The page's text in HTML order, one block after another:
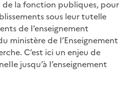
la fonction publiques, pour
sous leur tutelle
de I’enseignement
ministère de I’Enseignement
C’est ici un enjeu de
jusqu’à I’enseignement